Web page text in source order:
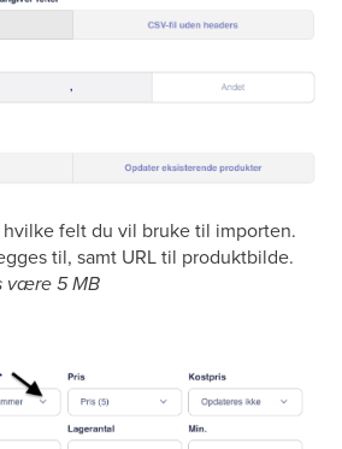
felt du vil bruke til importen.
til, samt URL til produktbilde.
være 5 MB